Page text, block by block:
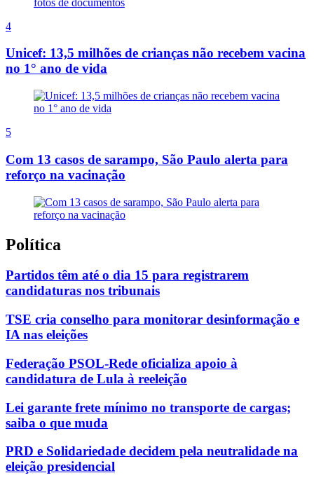
4
Unicef: 13,5 milhões de crianças não recebem vacina
no 1° ano de vida
5
Com 13 casos de sarampo, São Paulo alerta para
reforço na vacinação
Política
Partidos têm até o dia 15 para registrarem
candidaturas nos tribunais
TSE cria conselho para monitorar desinformação e
IA nas eleições
Federação PSOL-Rede oficializa apoio à
candidatura de Lula à reeleição
Lei garante frete mínimo no transporte de cargas;
saiba o que muda
PRD e Solidariedade decidem pela neutralidade na
eleição presidencial